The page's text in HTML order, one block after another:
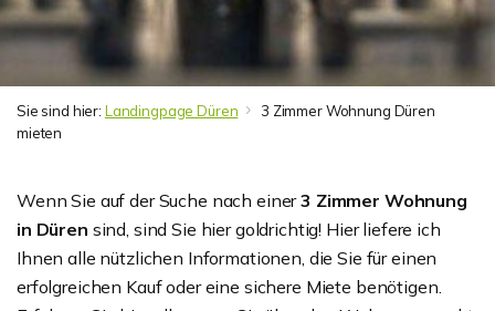
Sie sind hier: Landingpage Düren
3 Zimmer Wohnung Düren
mieten
Wenn Sie auf der Suche nach einer3 Zimmer Wohnung
in Düren sind, sind Sie hier goldrichtig! Hier liefere ich
Ihnen alle nützlichen Informationen, die Sie für einen
erfolgreichen Kauf oder eine sichere Miete benötigen.